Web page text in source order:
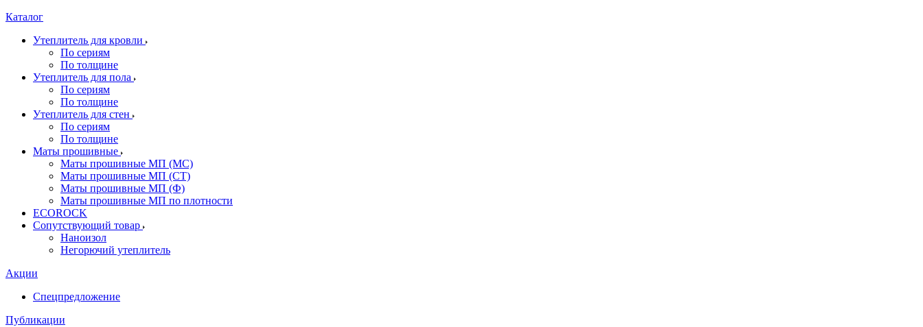
Каталог
Утеплитель для кровли
По сериям
По толщине
Утеплитель для пола
По сериям
По толщине
Утеплитель для стен
По сериям
По толщине
Маты прошивные
Маты прошивные МП (МС)
Маты прошивные МП (СТ)
Маты прошивные МП (Ф)
Маты прошивные МП по плотности
ECOROCK
Сопутствующий товар
Наноизол
Негорючий утеплитель
Акции
Спецпредложение
Публикации